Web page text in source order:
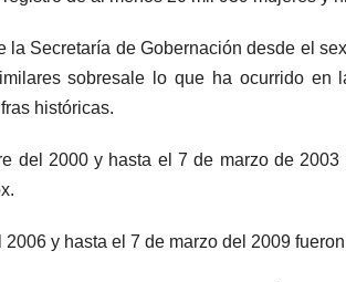
la Secretaría de Gobernación desde el
sobresale lo que ha ocurrido en
históricas.
del 2000 y hasta el 7 de marzo de
2006 y hasta el 7 de marzo del 2009